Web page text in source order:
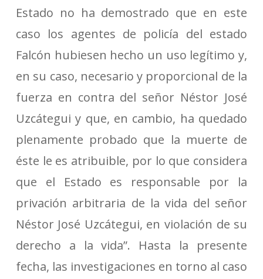
Estado no ha demostrado que en este
caso los agentes de policía del estado
Falcón hubiesen hecho un uso legítimo y,
en su caso, necesario y proporcional de la
fuerza en contra del señor Néstor José
Uzcátegui y que, en cambio, ha quedado
plenamente probado que la muerte de
éste le es atribuible, por lo que considera
que el Estado es responsable por la
privación arbitraria de la vida del señor
Néstor José Uzcátegui, en violación de su
derecho a la vida”. Hasta la presente
fecha, las investigaciones en torno al caso